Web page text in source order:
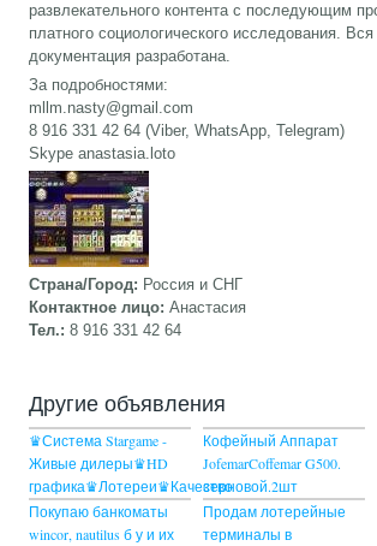
развлекательного контента с последующим
платного социологического исследования.
документация разработана.
За подробностями:
mllm.nasty@gmail.com
8 916 331 42 64 (Viber, WhatsApp, Telegram)
Skype anastasia.loto
Страна/Город: Россия и СНГ
Контактное лицо:Анастасия
Тел.:8 916 331 42 64
Другие объявления
♛Система Stargame -
Живые дилеры♛HD
графика♛Лотереи♛Качество
Кофейный Аппарат
JofemarCoffemar G500.
зерновой.2шт
Покупаю банкоматы
wincor, nautilus б у и их
Продам лотерейные
терминалы в